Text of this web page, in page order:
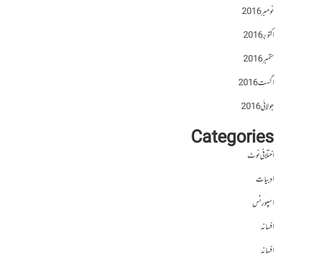
نومبر 2016
اکتوبر 2016
ستمبر 2016
اگست 2016
جولائی 2016
Categories
اختلافی نوٹ
ادبیات
اسپورٹس
افسانہ
افسانہ